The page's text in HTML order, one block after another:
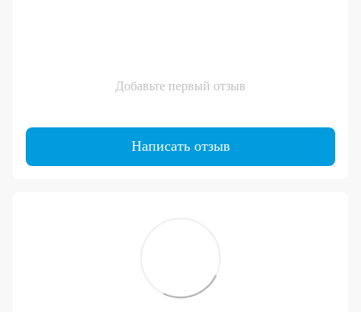
Добавьте первый отзыв
Написать отзыв